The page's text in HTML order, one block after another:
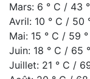
Mars: 6 ° C / 43
Avril: 10 ° C / 50
Mai: 15 ° C / 59 °
Juin: 18 ° C / 65
Juillet: 21 ° C /